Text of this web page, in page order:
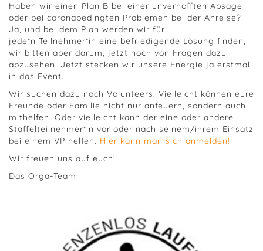
Haben wir einen Plan B bei einer unverhofften Absage
oder bei coronabedingten Problemen bei der Anreise?
Ja, und bei dem Plan werden wir für
jede*n Teilnehmer*in eine befriedigende Lösung finden,
wir bitten aber darum, jetzt noch von Fragen dazu
abzusehen. Jetzt stecken wir unsere Energie ja erstmal
in das Event.
Wir suchen dazu noch Volunteers. Vielleicht können eure
Freunde oder Familie nicht nur anfeuern, sondern auch
mithelfen. Oder vielleicht kann der eine oder andere
Staffelteilnehmer*in vor oder nach seinem/ihrem Einsatz
bei einem VP helfen. Hier kann man sich anmelden!
Wir freuen uns auf euch!
Das Orga-Team